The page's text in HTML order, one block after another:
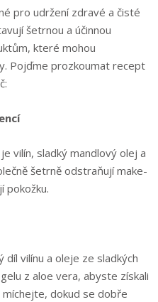
pro udržení zdravé a čisté
šetrnou a účinnou
které mohou
Pojďme prozkoumat recept
vilín, sladký mandlový olej a
šetrně odstraňují make-
pokožku.
vilínu a oleje ze sladkých
z aloe vera, abyste získali
míchejte, dokud se dobře